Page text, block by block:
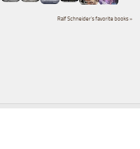
Ralf Schneider's favorite books »